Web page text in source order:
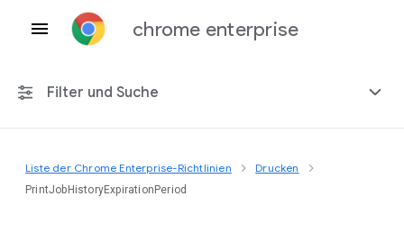
chrome enterprise
Filter und Suche
Alle Plattformen
Liste der Chrome Enterprise-Richtlinien Drucken
PrintJobHistoryExpirationPeriod